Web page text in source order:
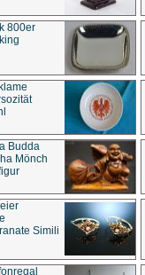
800er
Budda
Mönch
Simili